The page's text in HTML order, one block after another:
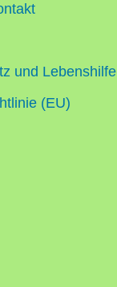
und Lebenshilfe
(EU)